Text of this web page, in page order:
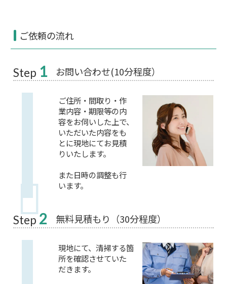
ご依頼の流れ
Step 1 お問い合わせ(10分程度）
ご住所・間取り・作
業内容・期限等の内
容をお伺いした上で、
いただいた内容をも
とに現地にてお見積
りいたします。
また日時の調整も行
います。
Step 2 無料見積もり（30分程度）
現地にて、清掃する箇
所を確認させていた
だきます。